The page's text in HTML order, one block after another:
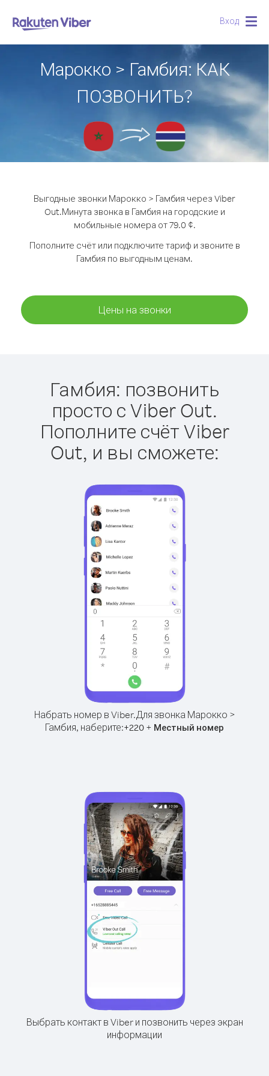
Вход
Марокко > Гамбия: КАК
ПОЗВОНИТЬ?
Выгодные звонки Марокко > Гамбия через Viber
Out.Минута звонка в Гамбия на городские и
мобильные номера от 79.0 ¢.
Пополните счёт или подключите тариф и звоните в
Гамбия по выгодным ценам.
Цены на звонки
Гамбия: позвонить
просто с Viber Out.
Пополните счёт Viber
Out, и вы сможете:
Набрать номер в Viber.Для звонка Марокко >
Гамбия, наберите:+220 + Местный номер
Выбрать контакт в Viber и позвонить через экран
информации